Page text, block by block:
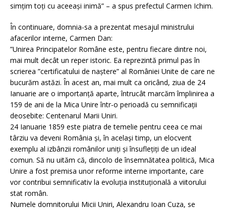
simțim toți cu aceeași inimă” – a spus prefectul Carmen Ichim.
În continuare, domnia-sa a prezentat mesajul ministrului
afacerilor interne, Carmen Dan:
”Unirea Principatelor Române este, pentru fiecare dintre noi,
mai mult decât un reper istoric. Ea reprezintă primul pas în
scrierea ”certificatului de naștere” al României Unite de care ne
bucurăm astăzi. În acest an, mai mult ca oricând, ziua de 24
Ianuarie are o importanță aparte, întrucât marcăm împlinirea a
159 de ani de la Mica Unire într-o perioadă cu semnificații
deosebite: Centenarul Marii Uniri.
24 Ianuarie 1859 este piatra de temelie pentru ceea ce mai
târziu va deveni România și, în același timp, un elocvent
exemplu al izbânzii românilor uniți și însuflețiți de un ideal
comun. Să nu uităm că, dincolo de însemnătatea politică, Mica
Unire a fost premisa unor reforme interne importante, care
vor contribui semnificativ la evoluția instituțională a viitorului
stat român.
Numele domnitorului Micii Uniri, Alexandru Ioan Cuza, se